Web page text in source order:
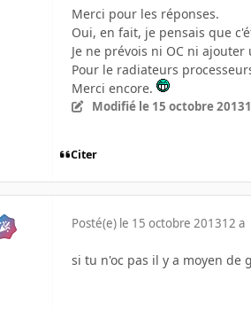
Merci pour les réponses.
Oui, en fait, je pensais que
Je ne prévois ni OC ni
Pour le radiateurs
Merci encore.
Modifié le 15 octobre 2013
Citer
Posté(e) le 15 octobre 201312 a
si tu n'oc pas il y a moyen de